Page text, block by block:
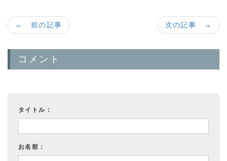
次の記事 →
← 前の記事
コメント
タイトル：
お名前：